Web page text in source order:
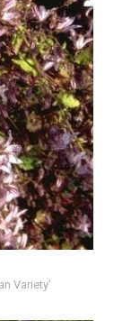
Variety'